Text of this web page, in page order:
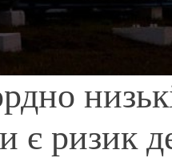
є ризик